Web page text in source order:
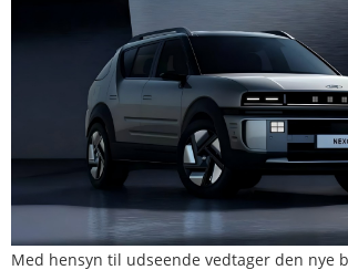
Med hensyn til udseende vedtager den nye